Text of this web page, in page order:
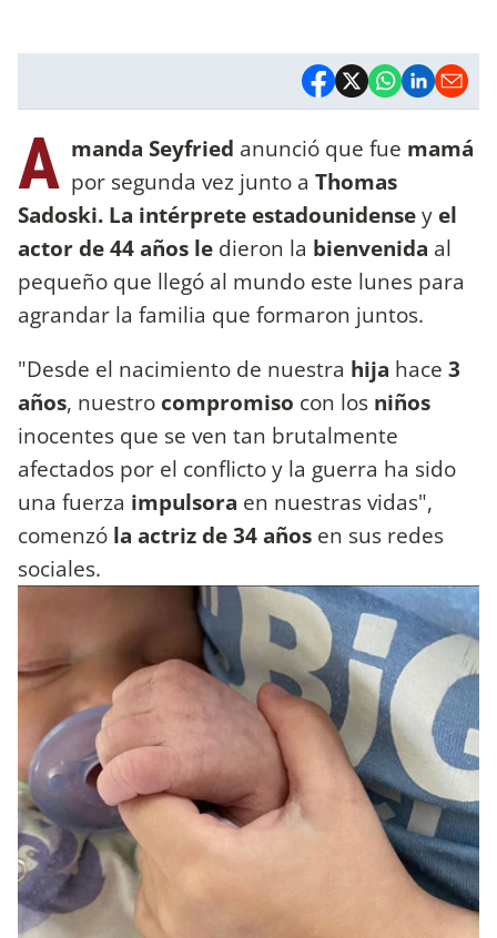
A manda Seyfried anunció que fue mamá
por segunda vez junto a Thomas
Sadoski. La intérprete estadounidensey el
actor de 44 años le dieron la bienvenida al
pequeño que llegó al mundo este lunes para
agrandar la familia que formaron juntos.
"Desde el nacimiento de nuestra hija hace 3
años, nuestro compromiso con los niños
inocentes que se ven tan brutalmente
afectados por el conflicto y la guerra ha sido
una fuerza impulsora en nuestras vidas",
comenzó la actriz de 34 años en sus redes
sociales.